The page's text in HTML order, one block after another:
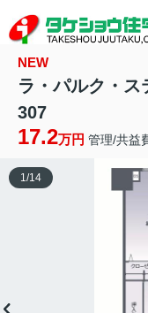
NEW
ラ・パルク・ス
307
17.2万円 管理/共益
1/14